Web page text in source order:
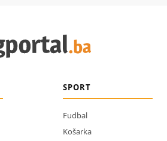
SPORT
Fudbal
Košarka